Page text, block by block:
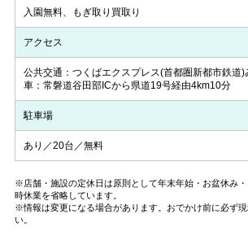
入園無料、もぎ取り買取り
アクセス
公共交通：つくばエクスプレス(首都圏新都市鉄
車：常磐道谷田部ICから県道19号経由4km10分
駐車場
あり／20台／無料
※店舗・施設の定休日は原則として年末年始・お盆休み
時休業を省略しています。
※情報は変更になる場合があります。おでかけ前に必ず
い。